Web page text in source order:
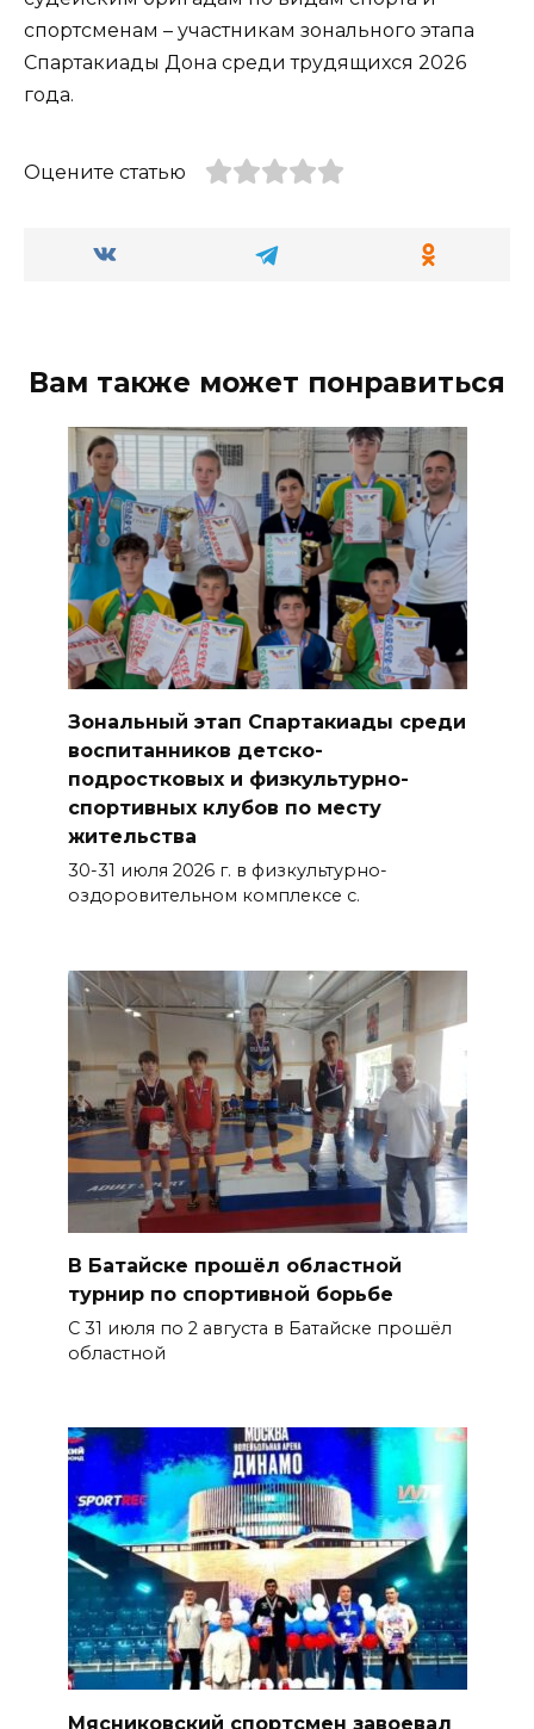
спортсменам – участникам зонального этапа
Спартакиады Дона среди трудящихся 2026
года.
Оцените статью
Вам также может понравиться
Зональный этап Спартакиады среди
воспитанников детско-
подростковых и физкультурно-
спортивных клубов по месту
жительства
30-31 июля 2026 г. в физкультурно-
оздоровительном комплексе с.
В Батайске прошёл областной
турнир по спортивной борьбе
С 31 июля по 2 августа в Батайске прошёл
областной
Мясниковский спортсмен завоевал